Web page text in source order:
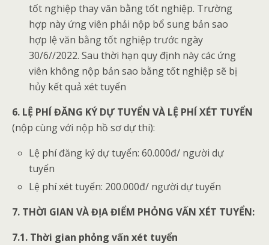
tốt nghiệp thay văn bằng tốt nghiệp. Trường
hợp này ứng viên phải nộp bổ sung bản sao
hợp lệ văn bằng tốt nghiệp trước ngày
30/6//2022. Sau thời hạn quy định này các ứng
viên không nộp bản sao bằng tốt nghiệp sẽ bị
hủy kết quả xét tuyển
6. LỆ PHÍ ĐĂNG KÝ DỰ TUYỂN VÀ LỆ PHÍ XÉT TUYỂN
(nộp cùng với nộp hồ sơ dự thi):
Lệ phí đăng ký dự tuyển: 60.000đ/ người dự
tuyển
Lệ phí xét tuyển: 200.000đ/ người dự tuyển
7. THỜI GIAN VÀ ĐỊA ĐIỂM PHỎNG VẤN XÉT TUYỂN:
7.1. Thời gian phỏng vấn xét tuyển